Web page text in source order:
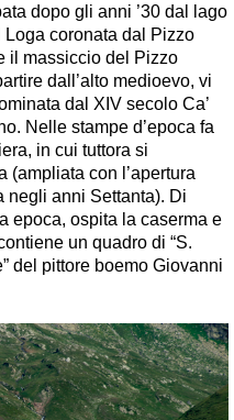
dopo gli anni ’30 dal lago
coronata dal Pizzo
il massiccio del Pizzo
dall’alto medioevo, vi
dal XIV secolo Ca’
Nelle stampe d’epoca fa
in cui tuttora si
(ampliata con l’apertura
negli anni Settanta). Di
epoca, ospita la caserma e
un quadro di “S.
” del pittore boemo Giovanni